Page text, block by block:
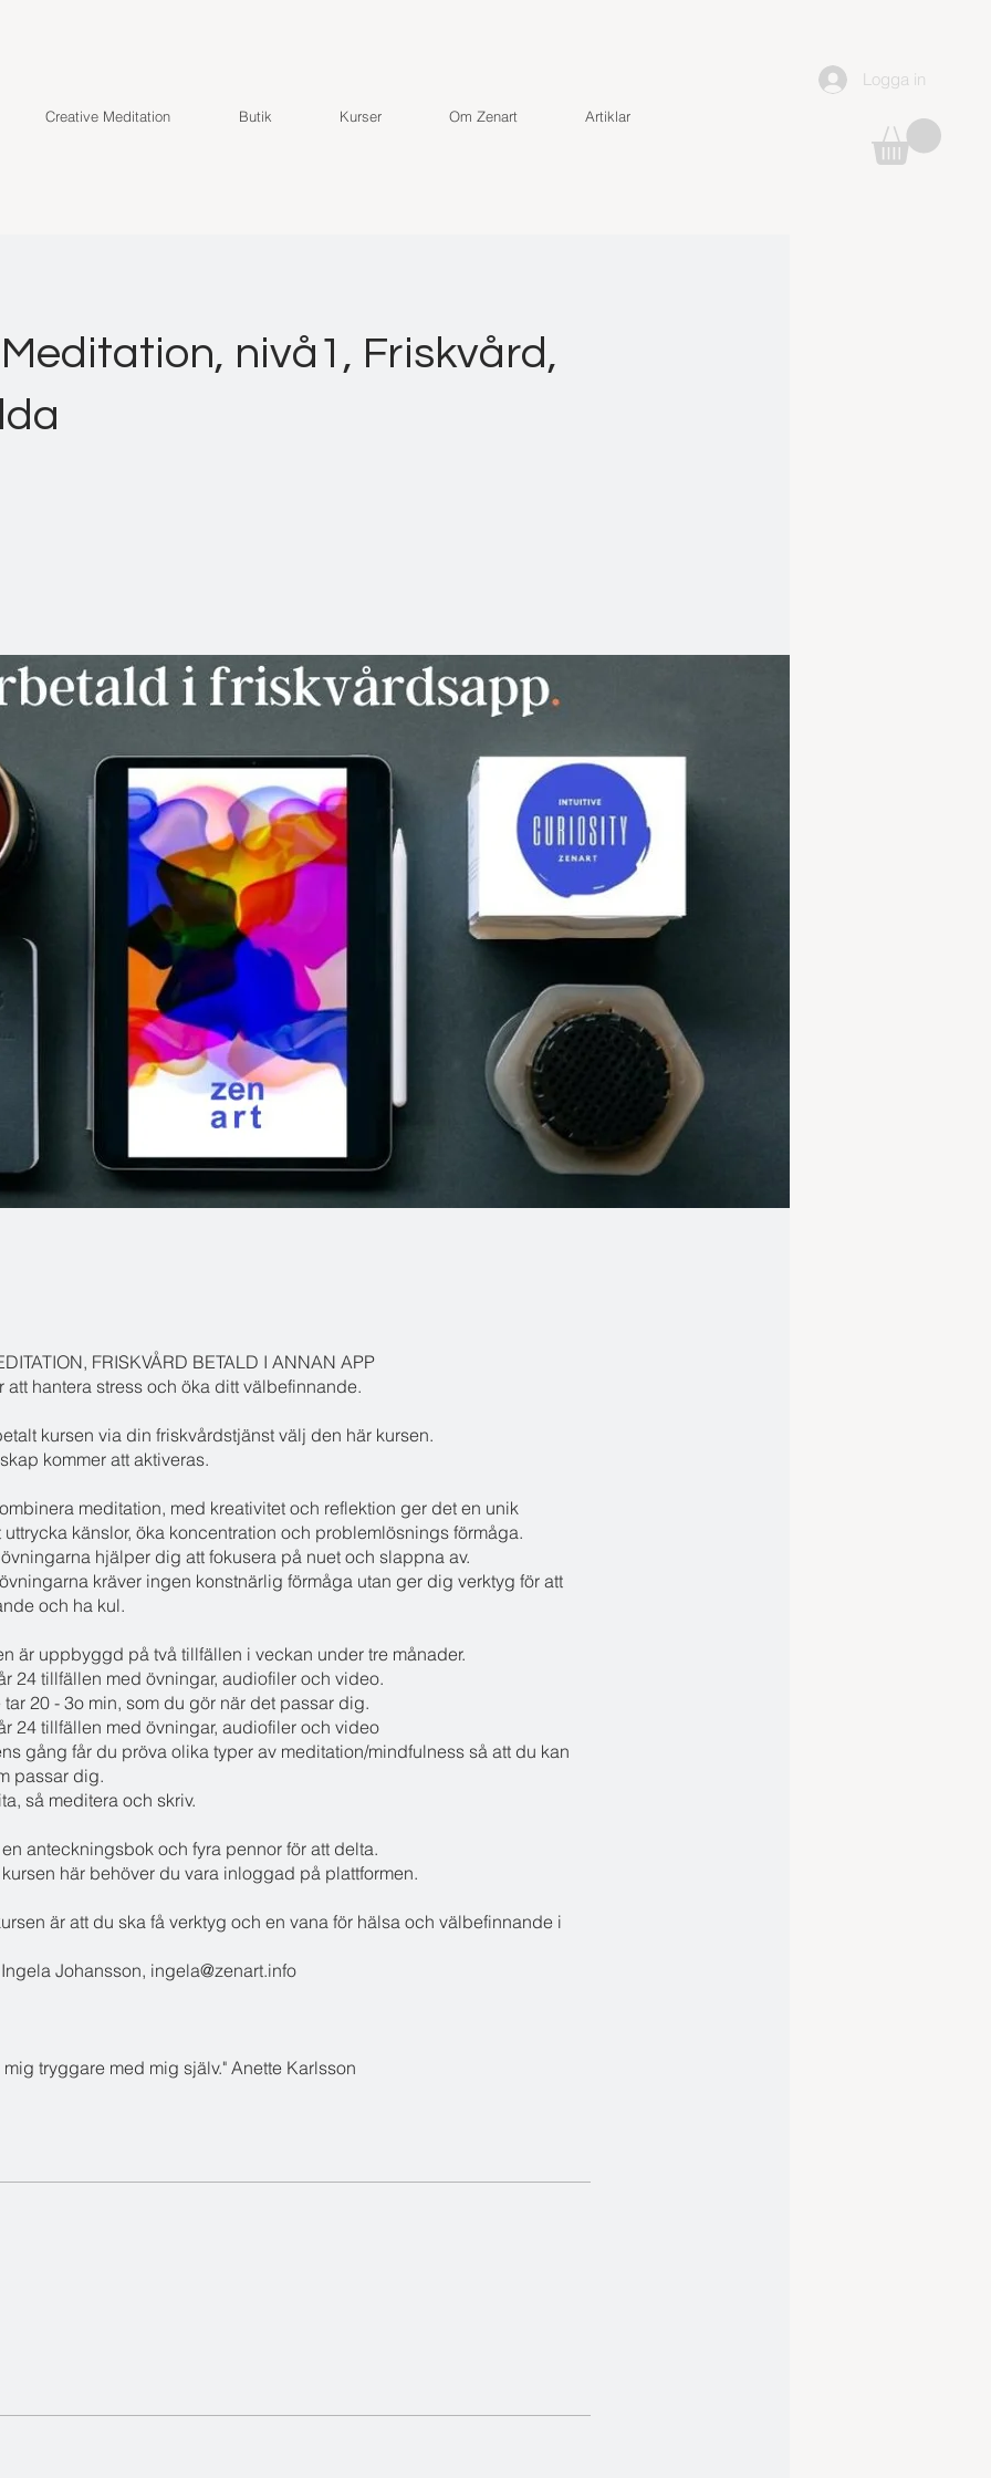
Creative Meditation Butik Kurser Om Zenart Artiklar
Logga in
nivå1, Friskvård,
FRISKVÅRD BETALD I ANNAN APP
att hantera stress och öka ditt välbefinnande.
kursen via din friskvårdstjänst välj den här kursen.
kommer att aktiveras.
meditation, med kreativitet och reflektion ger det en unik
känslor, öka koncentration och problemlösnings förmåga.
hjälper dig att fokusera på nuet och slappna av.
kräver ingen konstnärlig förmåga utan ger dig verktyg för att
och ha kul.
är uppbyggd på två tillfällen i veckan under tre månader.
24 tillfällen med övningar, audiofiler och video.
20 - 3o min, som du gör när det passar dig.
24 tillfällen med övningar, audiofiler och video
gång får du pröva olika typer av meditation/mindfulness så att du kan
passar dig.
så meditera och skriv.
anteckningsbok och fyra pennor för att delta.
här behöver du vara inloggad på plattformen.
är att du ska få verktyg och en vana för hälsa och välbefinnande i
Johansson, ingela@zenart.info